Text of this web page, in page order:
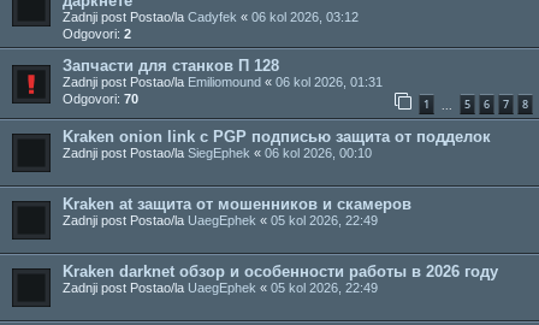
Zadnji post Postao/la Cadyfek « 06 kol 2026, 03:12
Odgovori: 2
Запчасти для станков П 128
Zadnji post Postao/la Emiliomound « 06 kol 2026, 01:31
Odgovori: 70 1 5 6 7 8
Kraken onion link с PGP подписью защита от подделок
Zadnji post Postao/la SiegEphek « 06 kol 2026, 00:10
Kraken at защита от мошенников и скамеров
Zadnji post Postao/la UaegEphek « 05 kol 2026, 22:49
Kraken darknet обзор и особенности работы в 2026 году
Zadnji post Postao/la UaegEphek « 05 kol 2026, 22:49